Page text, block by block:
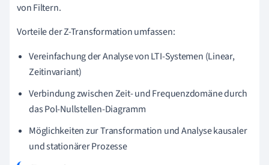
von Filtern.
Vorteile der Z-Transformation umfassen:
Vereinfachung der Analyse von LTI-Systemen (Linear,
Zeitinvariant)
Verbindung zwischen Zeit- und Frequenzdomäne durch
das Pol-Nullstellen-Diagramm
Möglichkeiten zur Transformation und Analyse kausaler
und stationärer Prozesse